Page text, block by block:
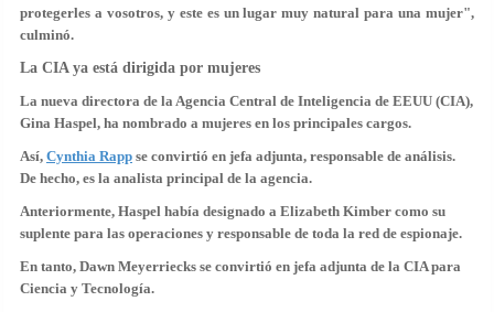
protegerles a vosotros, y este es un lugar muy natural para una mujer",
culminó.
La CIA ya está dirigida por mujeres
La nueva directora de la Agencia Central de Inteligencia de EEUU (CIA),
Gina Haspel, ha nombrado a mujeres en los principales cargos.
Así, Cynthia Rapp se convirtió en jefa adjunta, responsable de análisis.
De hecho, es la analista principal de la agencia.
Anteriormente, Haspel había designado a Elizabeth Kimber como su
suplente para las operaciones y responsable de toda la red de espionaje.
En tanto, Dawn Meyerriecks se convirtió en jefa adjunta de la CIA para
Ciencia y Tecnología.